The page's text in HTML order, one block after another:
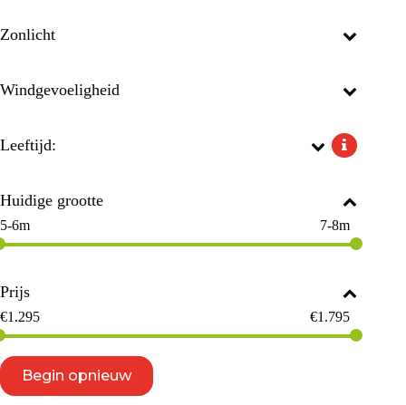
Zonlicht
Windgevoeligheid
Leeftijd:
Huidige grootte
5-6m 7-8m
Prijs
€1.295 €1.795
Begin opnieuw